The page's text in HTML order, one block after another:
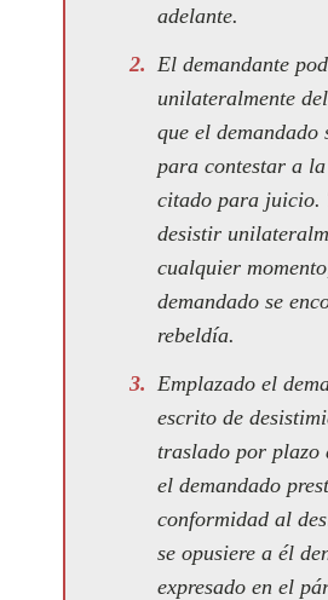
adelante.
El demandante
unilateralmente
que el demandado
para contestar a
citado para juicio.
desistir
cualquier
demandado se
rebeldía.
Emplazado el
escrito de
traslado por plazo
el demandado
conformidad al
se opusiere a él
expresado en el